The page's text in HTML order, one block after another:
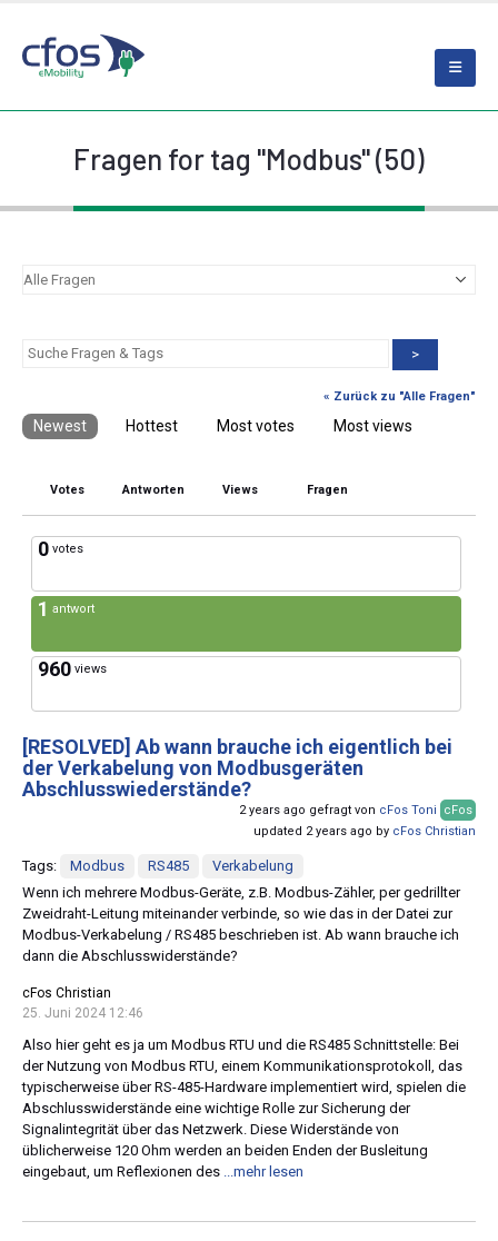
Fragen for tag "Modbus" (50)
>
« Zurück zu "Alle Fragen"
Newest Hottest Most votes Most views
Votes Antworten Views Fragen
0 votes
1 antwort
960 views
[RESOLVED] Ab wann brauche ich eigentlich bei
der Verkabelung von Modbusgeräten
Abschlusswiederstände?
2 years ago gefragt von cFos Toni
cFos
updated 2 years ago by cFos Christian
Tags: Modbus RS485
Verkabelung
Wenn ich mehrere Modbus-Geräte, z.B. Modbus-Zähler, per gedrillter
Zweidraht-Leitung miteinander verbinde, so wie das in der Datei zur
Modbus-Verkabelung / RS485 beschrieben ist. Ab wann brauche ich
dann die Abschlusswiderstände?
cFos Christian
25. Juni 2024 12:46
Also hier geht es ja um Modbus RTU und die RS485 Schnittstelle: Bei
der Nutzung von Modbus RTU, einem Kommunikationsprotokoll, das
typischerweise über RS-485-Hardware implementiert wird, spielen die
Abschlusswiderstände eine wichtige Rolle zur Sicherung der
Signalintegrität über das Netzwerk. Diese Widerstände von
üblicherweise 120 Ohm werden an beiden Enden der Busleitung
eingebaut, um Reflexionen des
...mehr lesen